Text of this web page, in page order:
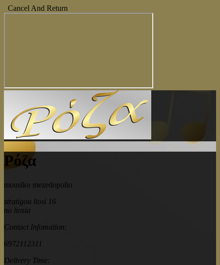
Cancel And Return
Ρόζα
mousiko mezedopolio
stratigou liosi 16
no liosia
Contact Infomation:
6972112311
Delivery Time: